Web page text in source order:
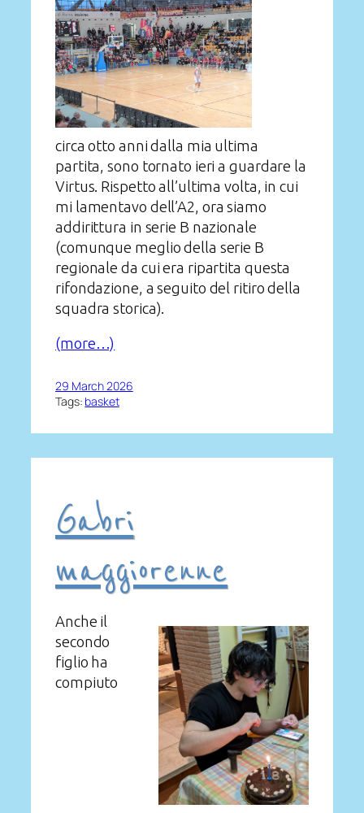
circa otto anni dalla mia ultima
partita, sono tornato ieri a guardare la
Virtus. Rispetto all’ultima volta, in cui
mi lamentavo dell’A2, ora siamo
addirittura in serie B nazionale
(comunque meglio della serie B
regionale da cui era ripartita questa
rifondazione, a seguito del ritiro della
squadra storica).
(more…)
29 March 2026
Tags: basket
Gabri
maggiorenne
Anche il
secondo
figlio ha
compiuto